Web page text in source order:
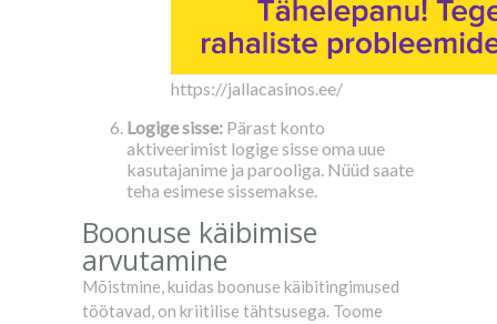
https://jallacasinos.ee/
Logige sisse: Pärast konto
aktiveerimist logige sisse oma uue
kasutajanime ja parooliga. Nüüd saate
teha esimese sissemakse.
Boonuse käibimise
arvutamine
Mõistmine, kuidas boonuse käibitingimused
töötavad, on kriitilise tähtsusega. Toome